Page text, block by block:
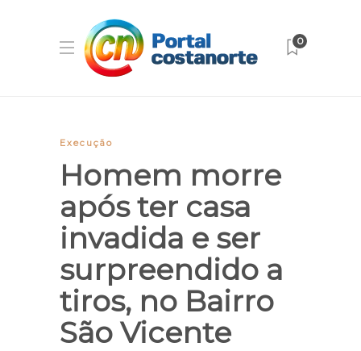
0
Execução
Homem morre
após ter casa
invadida e ser
surpreendido a
tiros, no Bairro
São Vicente